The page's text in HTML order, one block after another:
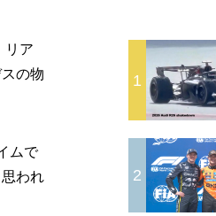
リア
の物
ムで
われ
1
2